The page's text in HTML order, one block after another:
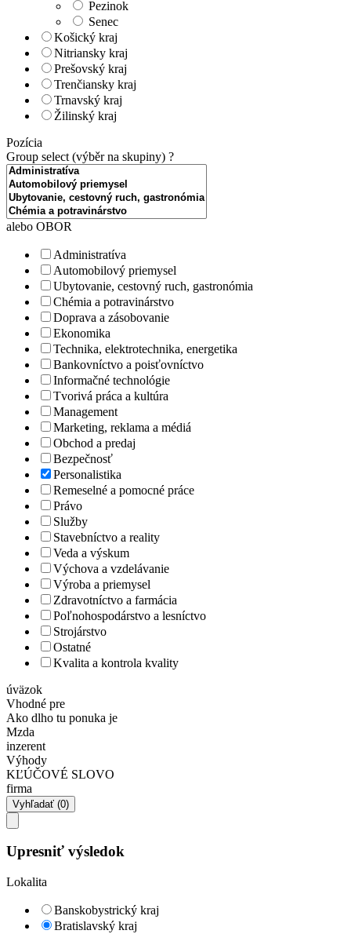
Pezinok
Senec
Košický kraj
Nitriansky kraj
Prešovský kraj
Trenčiansky kraj
Trnavský kraj
Žilinský kraj
Pozícia
Group select (výběr na skupiny) ?
alebo OBOR
Administratíva
Automobilový priemysel
Ubytovanie, cestovný ruch, gastronómia
Chémia a potravinárstvo
Doprava a zásobovanie
Ekonomika
Technika, elektrotechnika, energetika
Bankovníctvo a poisťovníctvo
Informačné technológie
Tvorivá práca a kultúra
Management
Marketing, reklama a médiá
Obchod a predaj
Bezpečnosť
Personalistika
Remeselné a pomocné práce
Právo
Služby
Stavebníctvo a reality
Veda a výskum
Výchova a vzdelávanie
Výroba a priemysel
Zdravotníctvo a farmácia
Poľnohospodárstvo a lesníctvo
Strojárstvo
Ostatné
Kvalita a kontrola kvality
úväzok
Vhodné pre
Ako dlho tu ponuka je
Mzda
inzerent
Výhody
KĽÚČOVÉ SLOVO
firma
Upresniť výsledok
Lokalita
Banskobystrický kraj
Bratislavský kraj